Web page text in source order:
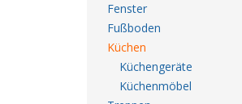
Fenster
Fußboden
Küchen
Küchengeräte
Küchenmöbel